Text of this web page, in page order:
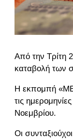
Από την Τρίτη
καταβολή των
Η εκπομπή
τις
Νοεμβρίου.
Οι